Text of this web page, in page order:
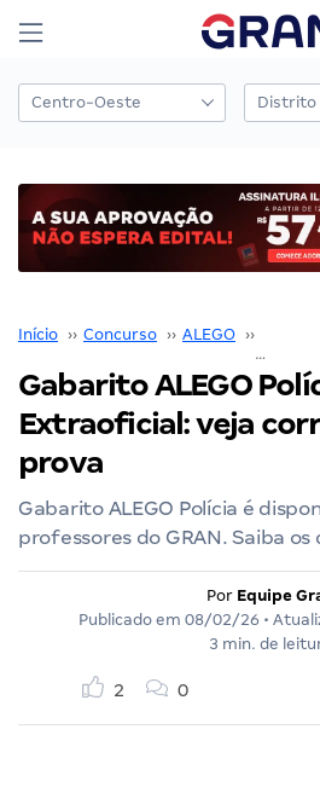
Início ›› Concurso ›› ALEGO ››
Gabarito ALEGO
Extraoficial: veja
prova
Gabarito ALEGO Polícia é
professores do GRAN. Saiba
Por Equipe
Publicado em 08/02/26 •
3 min. de
2 0